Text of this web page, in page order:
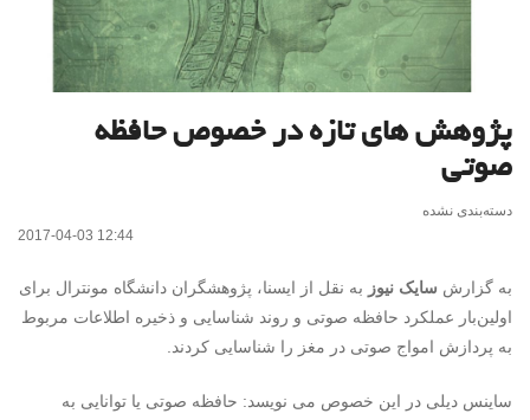
پژوهش های تازه در خصوص حافظه
صوتی
دسته‌بندی نشده
2017-04-03 12:44
به گزارش سایک نیوز به نقل از ایسنا، پژوهشگران دانشگاه مونترال برای
اولین‌بار عملکرد حافظه صوتی و روند شناسایی و ذخیره اطلاعات مربوط
به پردازش امواج صوتی در مغز را شناسایی کردند.
ساینس دیلی در این خصوص می نویسد: حافظه صوتی یا توانایی به